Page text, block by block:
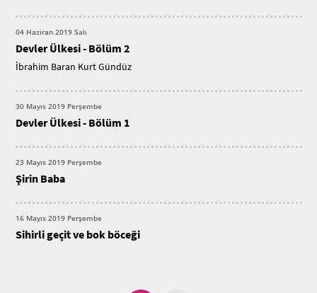
04 Haziran 2019 Salı
Devler Ülkesi - Bölüm 2
İbrahim Baran Kurt Gündüz
30 Mayıs 2019 Perşembe
Devler Ülkesi - Bölüm 1
23 Mayıs 2019 Perşembe
Şirin Baba
16 Mayıs 2019 Perşembe
Sihirli geçit ve bok böceği